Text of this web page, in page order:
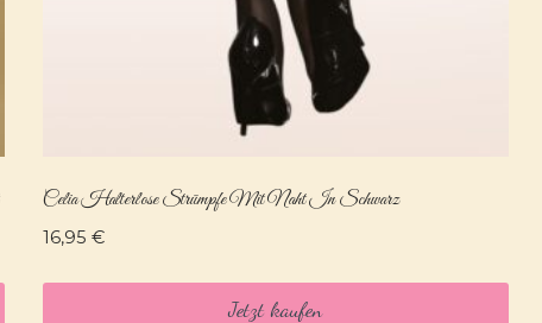
Celia Halterlose Strümpfe Mit Naht In Schwarz
16,95 €
Jetzt kaufen